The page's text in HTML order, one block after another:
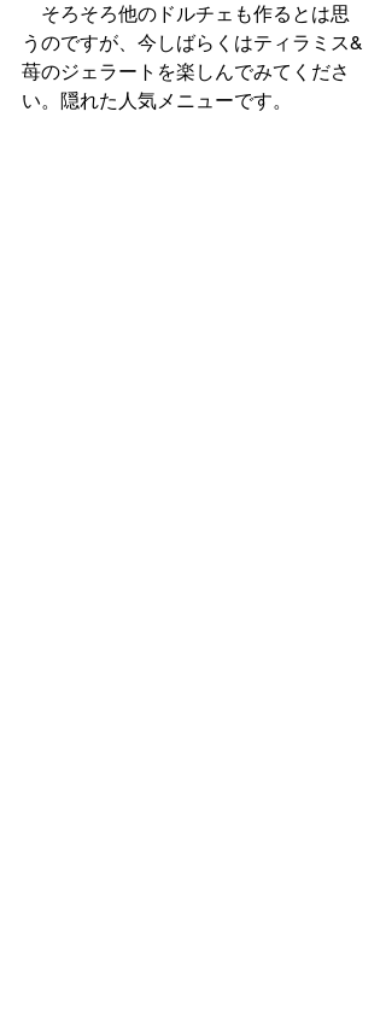
そろそろ他のドルチェも作るとは思
うのですが、今しばらくはティラミス&
苺のジェラートを楽しんでみてくださ
い。隠れた人気メニューです。